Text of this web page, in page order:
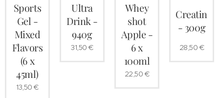
Sports
Gel -
Mixed
Flavors
(6 x
45ml)
13,50 €
Ultra
Drink -
940g
31,50 €
Whey
shot
Apple -
6 x
100ml
22,50 €
Creatine
- 300g
28,50 €